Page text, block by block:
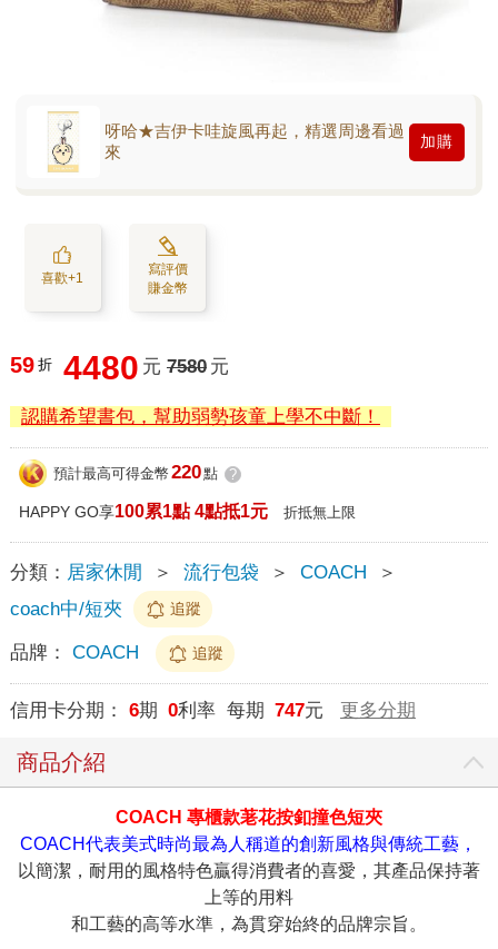
呀哈★吉伊卡哇旋風再起，精選周邊看過
來
加購
喜歡+1
寫評價
賺金幣
59 折 4480 元 7580 元
認購希望書包，幫助弱勢孩童上學不中斷！
預計最高可得金幣 220點 ?
HAPPY GO享100累1點 4點抵1元 折抵無上限
分類： 居家休閒 ＞ 流行包袋 ＞ COACH
＞
coach中/短夾
追蹤
品牌： COACH 追蹤
信用卡分期： 6期 0利率 每期 747元 更多分期
商品介紹
COACH 專櫃款荖花按釦撞色短夾
COACH代表美式時尚最為人稱道的創新風格與傳統工藝，
以簡潔，耐用的風格特色贏得消費者的喜愛，其產品保持著
上等的用料
和工藝的高等水準，為貫穿始終的品牌宗旨。